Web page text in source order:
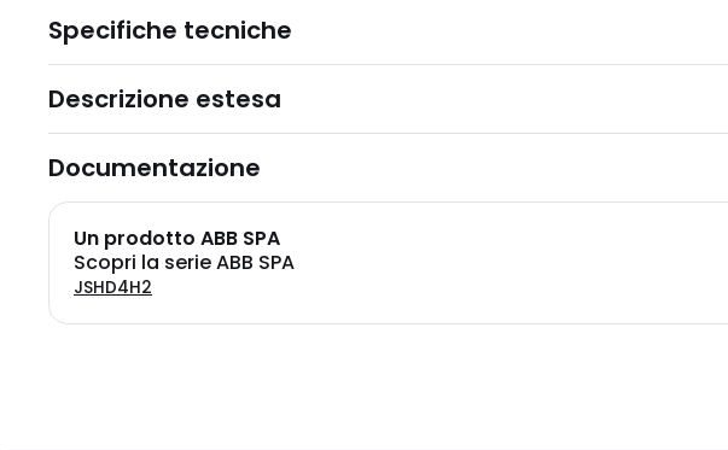
Specifiche tecniche
Descrizione estesa
Documentazione
Un prodotto ABB SPA
Scopri la serie ABB SPA
JSHD4H2